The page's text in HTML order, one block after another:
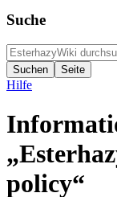
Suche
Hilfe
policy“